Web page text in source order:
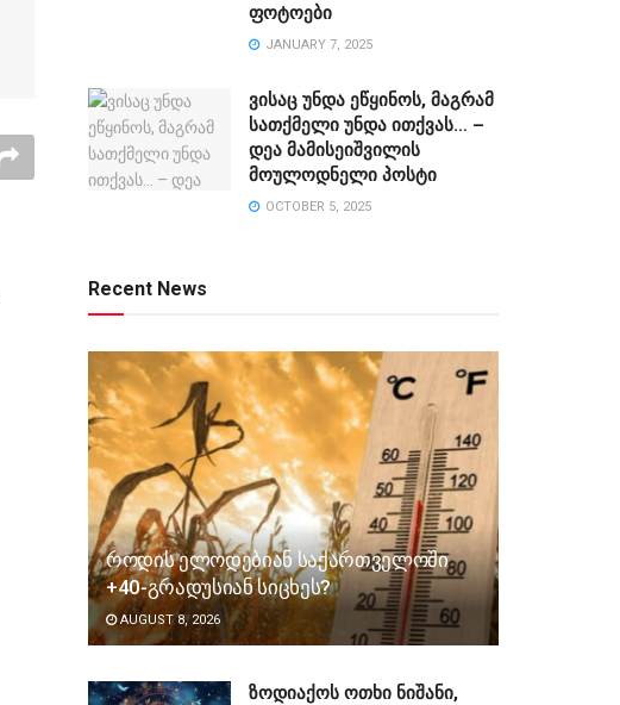
ფოტოები
JANUARY 7, 2025
ვისაც უნდა ეწყინოს, მაგრამ
სათქმელი უნდა ითქვას… –
დეა მამისეიშვილის
მოულოდნელი პოსტი
OCTOBER 5, 2025
Recent News
როდის ელოდებიან საქართველოში
+40-გრადუსიან სიცხეს?
AUGUST 8, 2026
ზოდიაქოს ოთხი ნიშანი,